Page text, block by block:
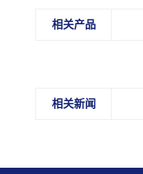
相关产品
相关新闻